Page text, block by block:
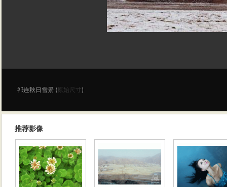
祁连秋日雪景 ( 原始尺寸)
推荐影像